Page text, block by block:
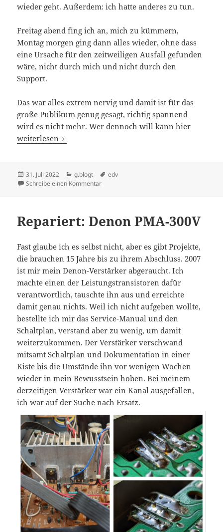
wieder geht. Außerdem: ich hatte anderes zu tun.
Freitag abend fing ich an, mich zu kümmern,
Montag morgen ging dann alles wieder, ohne dass
eine Ursache für den zeitweiligen Ausfall gefunden
wäre, nicht durch mich und nicht durch den
Support.
Das war alles extrem nervig und damit ist für das
große Publikum genug gesagt, richtig spannend
wird es nicht mehr. Wer dennoch will kann hier
Spaß mit Flaggen, äh …, Congstar
weiterlesen
Veröffentlicht
am
31. Juli 2022 Kategorien
g.blogt Schlagwörter
edv
Schreibe einen Kommentarzu Spaß mit Flaggen, äh …, Congstar
Repariert: Denon PMA-300V
Fast glaube ich es selbst nicht, aber es gibt Projekte,
die brauchen 15 Jahre bis zu ihrem Abschluss. 2007
ist mir mein Denon-Verstärker abgeraucht. Ich
machte einen der Leistungstransistoren dafür
verantwortlich, tauschte ihn aus und erreichte
damit genau nichts. Weil ich nicht aufgeben wollte,
bestellte ich mir das Service-Manual und den
Schaltplan, verstand aber zu wenig, um damit
weiterzukommen. ´Der Verstärker verschwand
mitsamt Schaltplan und Dokumentation in einer
Kiste bis die Umstände ihn vor wenigen Wochen
wieder in mein Bewusstsein hoben. Bei meinem
derzeitigen Verstärker war ein Kanal ausgefallen,
ich war auf der Suche nach Ersatz.